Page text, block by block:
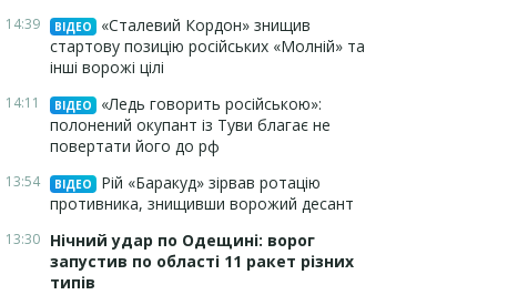
14:39 ВІДЕО
«Сталевий Кордон» знищив
стартову позицію російських «Молній» та
інші ворожі цілі
14:11 ВІДЕО
«Ледь говорить російською»:
полонений окупант із Туви благає не
повертати його до рф
13:54 ВІДЕО
Рій «Баракуд» зірвав ротацію
противника, знищивши ворожий десант
13:30 Нічний удар по Одещині: ворог
запустив по області 11 ракет різних
типів